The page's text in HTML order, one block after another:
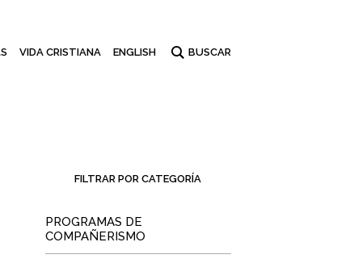
VIDA CRISTIANA ENGLISH
FILTRAR POR CATEGORÍA
PROGRAMAS DE
COMPAÑERISMO